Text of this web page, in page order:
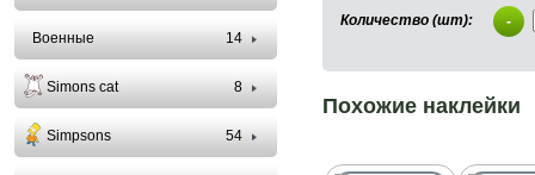
Количество (шт): -
Похожие наклейки
Военные 14
Simons cat 8
Simpsons 54